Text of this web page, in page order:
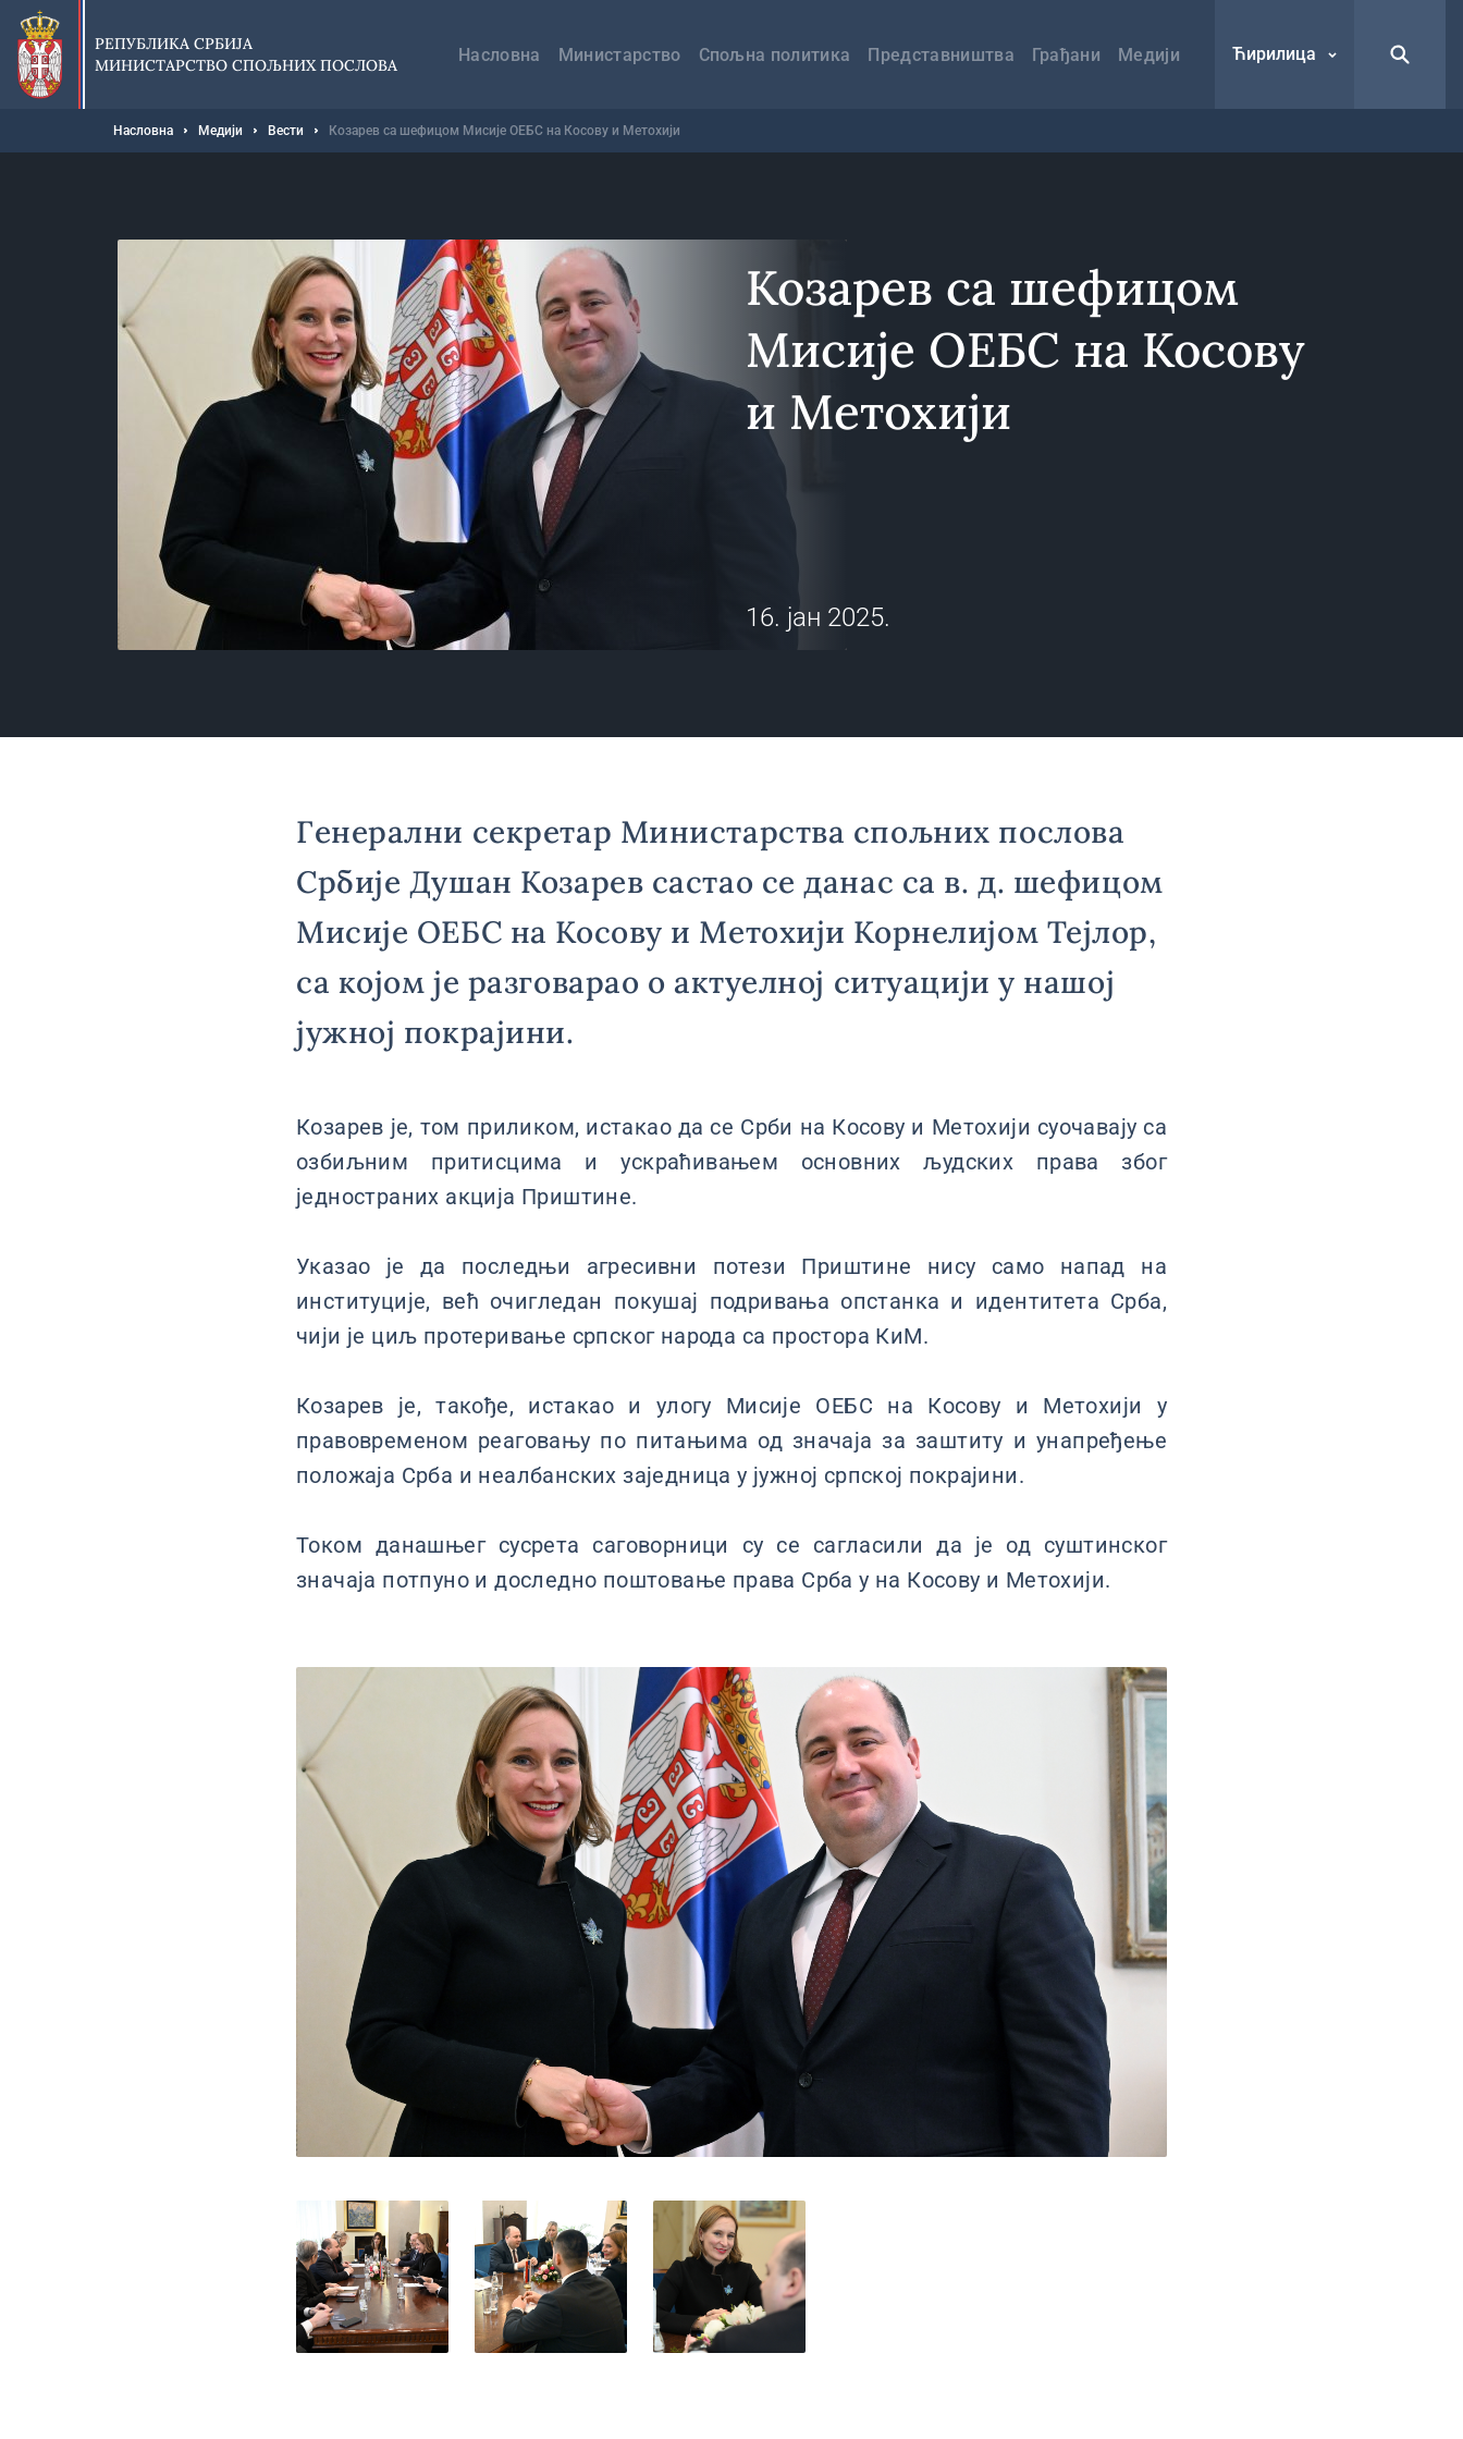
Прескочи
главни
део
садржаја
РЕПУБЛИКА СРБИЈА
МИНИСТАРСТВО СПОЉНИХ ПОСЛОВА
навигација
Насловна Министарство Спољна политика Представништва Грађани Медији Ћирилица
Мрвице
Насловна Медији Вести Козарев са шефицом Мисије ОЕБС на Косову и Метохији
Козарев са шефицом
Мисије ОЕБС на Косову
и Метохији
16. јан 2025.
Генерални секретар Министарствa спољних послова
Србије Душан Козарев састао се данас са в. д. шефицом
Мисије ОЕБС на Косову и Метохији Корнeлијом Тејлор,
са којом је разговарао о актуелној ситуацији у нашој
јужној покрајини.
Козарев је, том приликом, истакао да се Срби на Косову и Метохији суочавају са
озбиљним притисцима и ускраћивањем основних људских права због
једностраних акција Приштине.
Указао је да последњи агресивни потези Приштине нису само напад на
институције, већ очигледан покушај подривања опстанка и идентитета Срба,
чији је циљ протеривање српског народа са простора КиМ.
Козарев је, такође, истакао и улогу Мисије ОЕБС на Косову и Метохији у
правовременом реаговању по питањима од значаја за заштиту и унапређење
положаја Срба и неалбанских заједница у јужној српској покрајини.
Током данашњег сусрета саговорници су се сагласили да је од суштинског
значаја потпуно и доследно поштовање права Срба у на Косову и Метохији.